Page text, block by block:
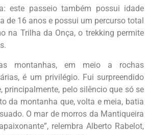
este passeio também possui idade
de 16 anos e possui um percurso total
na Trilha da Onça, o trekking permite
montanhas, em meio a rochas
é um privilégio. Fui surpreendido
principalmente, pelo silêncio que só se
da montanha que, volta e meia, batia
O mar de morros da Mantiqueira
relembra Alberto Rabelot,